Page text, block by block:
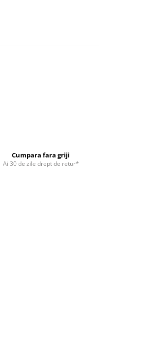
Cumpara fara griji
Ai 30 de zile drept de retur*